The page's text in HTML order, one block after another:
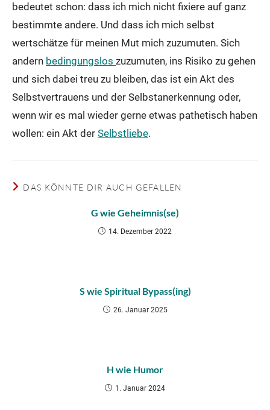
bedeutet schon: dass ich mich nicht fixiere auf ganz
bestimmte andere. Und dass ich mich selbst
wertschätze für meinen Mut mich zuzumuten. Sich
andern bedingungslos zuzumuten, ins Risiko zu gehen
und sich dabei treu zu bleiben, das ist ein Akt des
Selbstvertrauens und der Selbstanerkennung oder,
wenn wir es mal wieder gerne etwas pathetisch haben
wollen: ein Akt der Selbstliebe.
DAS KÖNNTE DIR AUCH GEFALLEN
G wie Geheimnis(se)
14. Dezember 2022
S wie Spiritual Bypass(ing)
26. Januar 2025
H wie Humor
1. Januar 2024